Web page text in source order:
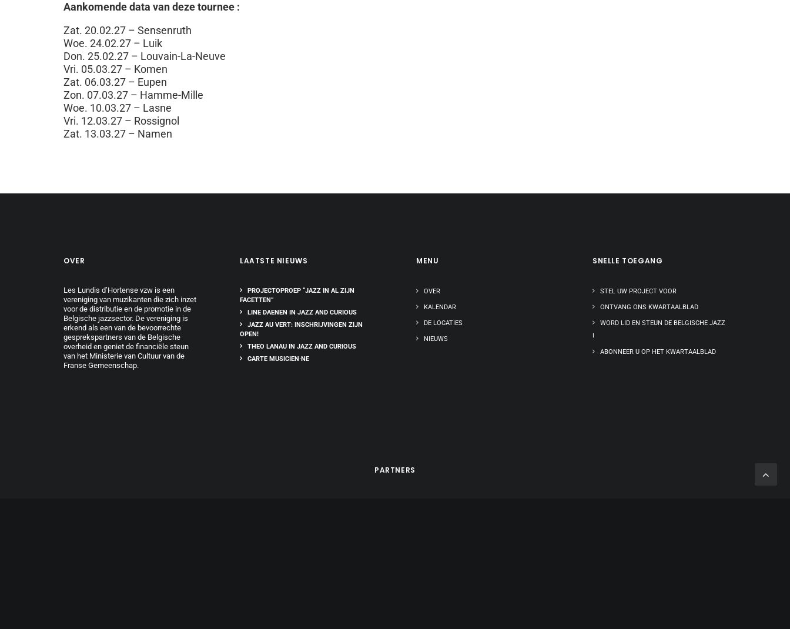
Aankomende data van deze tournee :
Zat. 20.02.27 – Sensenruth
Woe. 24.02.27 – Luik
Don. 25.02.27 – Louvain-La-Neuve
Vri. 05.03.27 – Komen
Zat. 06.03.27 – Eupen
Zon. 07.03.27 – Hamme-Mille
Woe. 10.03.27 – Lasne
Vri. 12.03.27 – Rossignol
Zat. 13.03.27 – Namen
OVER
Les Lundis d’Hortense vzw is een
vereniging van muzikanten die zich inzet
voor de distributie en de promotie in de
Belgische jazzsector. De vereniging is
erkend als een van de bevoorrechte
gesprekspartners van de Belgische
overheid en geniet de financiële steun
van het Ministerie van Cultuur van de
Franse Gemeenschap.
LAATSTE NIEUWS
PROJECTOPROEP “JAZZ IN AL ZIJN
FACETTEN”
LINE DAENEN IN JAZZ AND CURIOUS
JAZZ AU VERT: INSCHRIJVINGEN ZIJN
OPEN!
THEO LANAU IN JAZZ AND CURIOUS
CARTE MUSICIEN·NE
MENU
OVER
KALENDAR
DE LOCATIES
NIEUWS
SNELLE TOEGANG
STEL UW PROJECT VOOR
ONTVANG ONS KWARTAALBLAD
WORD LID EN STEUN DE BELGISCHE JAZZ
!
ABONNEER U OP HET KWARTAALBLAD
PARTNERS